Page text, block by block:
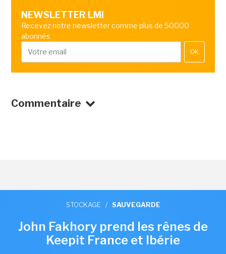
NEWSLETTER LMI
Recevez notre newsletter comme plus de 50000
abonnés
OK
Commentaire
STOCKAGE / SAUVEGARDE
John Fakhory prend les rênes de
Keepit France et Ibérie